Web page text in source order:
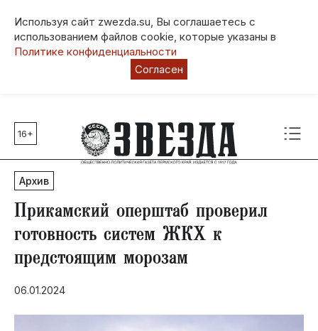
Используя сайт zwezda.su, Вы соглашаетесь с
использованием файлов cookie, которые указаны в
Политике конфиденциальности
Согласен
Главные темы
80 лет Победы
Молодежная столица РФ
СВО
Инфраструктура
Благоустройство
16+
Архив
Прикамский оперштаб проверил
готовность систем ЖКХ к
предстоящим морозам
06.01.2024